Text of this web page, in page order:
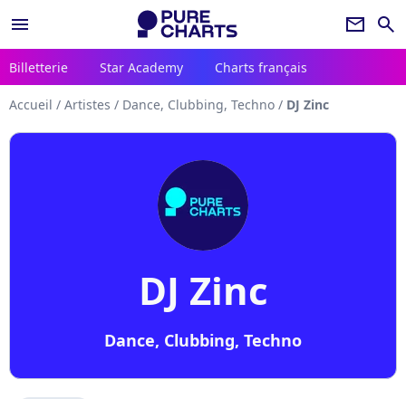
menu newsletter search
Billetterie Star Academy Charts français
Accueil / Artistes / Dance, Clubbing, Techno / DJ Zinc
DJ Zinc
Dance, Clubbing, Techno